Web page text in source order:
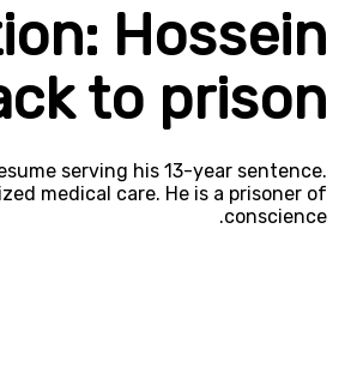
Hossein
to prison
serving his 13-year sentence.
medical care. He is a prisoner of
conscience.